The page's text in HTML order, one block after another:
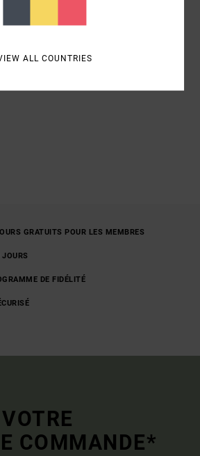
GRATUITS POUR LES MEMBRES
DE FIDÉLITÉ
COMMANDE*
ALL COUNTRIES